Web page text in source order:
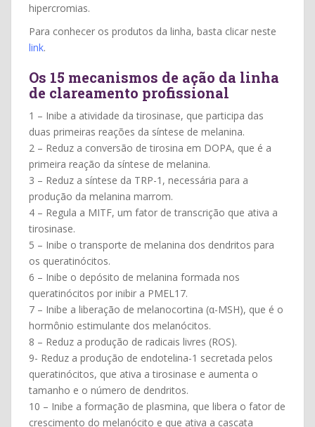
hipercromias.
Para conhecer os produtos da linha, basta clicar neste
link.
Os 15 mecanismos de ação da linha
de clareamento profissional
1 – Inibe a atividade da tirosinase, que participa das
duas primeiras reações da síntese de melanina.
2 – Reduz a conversão de tirosina em DOPA, que é a
primeira reação da síntese de melanina.
3 – Reduz a síntese da TRP-1, necessária para a
produção da melanina marrom.
4 – Regula a MITF, um fator de transcrição que ativa a
tirosinase.
5 – Inibe o transporte de melanina dos dendritos para
os queratinócitos.
6 – Inibe o depósito de melanina formada nos
queratinócitos por inibir a PMEL17.
7 – Inibe a liberação de melanocortina (α-MSH), que é o
hormônio estimulante dos melanócitos.
8 – Reduz a produção de radicais livres (ROS).
9- Reduz a produção de endotelina-1 secretada pelos
queratinócitos, que ativa a tirosinase e aumenta o
tamanho e o número de dendritos.
10 – Inibe a formação de plasmina, que libera o fator de
crescimento do melanócito e que ativa a cascata